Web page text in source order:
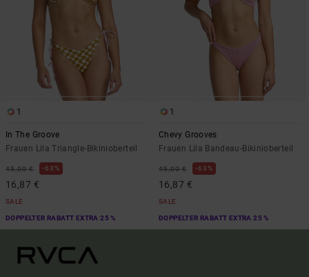
1
In The Groove
Frauen Lila Triangle-Bikinioberteil
45,00 € 63%
16,87 €
SALE
DOPPELTER RABATT EXTRA 25 %
1
Chevy Grooves
Frauen Lila Bandeau-Bikinioberteil
45,00 € 63%
16,87 €
SALE
DOPPELTER RABATT EXTRA 25 %